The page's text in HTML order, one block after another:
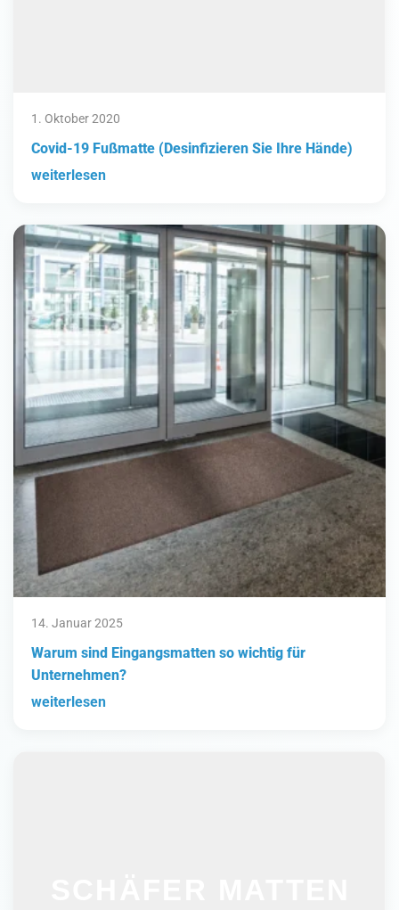
1. Oktober 2020
Covid-19 Fußmatte (Desinfizieren Sie Ihre Hände)
weiterlesen
14. Januar 2025
Warum sind Eingangsmatten so wichtig für
Unternehmen?
weiterlesen